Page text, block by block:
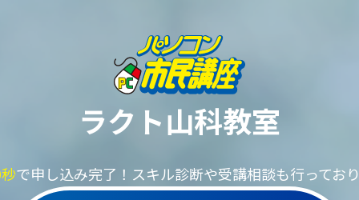
ラクト山科教室
で申し込み完了！ スキル診断や受講相談も行ってお